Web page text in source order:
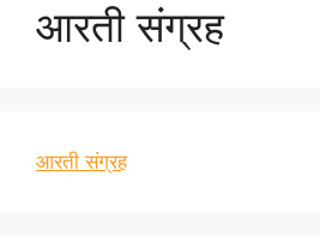
आरती संग्रह
आरती संग्रह